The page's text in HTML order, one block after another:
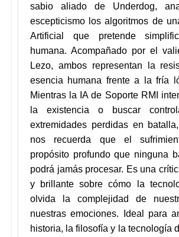
sabio aliado de Underdog,
escepticismo los algoritmos de
Artificial que pretende
humana. Acompañado por el
Lezo, ambos representan la
esencia humana frente a la fría
Mientras la IA de Soporte RMI
la existencia o buscar
extremidades perdidas en
nos recuerda que el
propósito profundo que ninguna
podrá jamás procesar. Es una
y brillante sobre cómo la
olvida la complejidad de
nuestras emociones. Ideal para
historia, la filosofía y la tecnología